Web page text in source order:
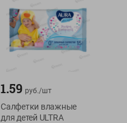
1.59 руб./шт
Салфетки влажные
для детей ULTRA